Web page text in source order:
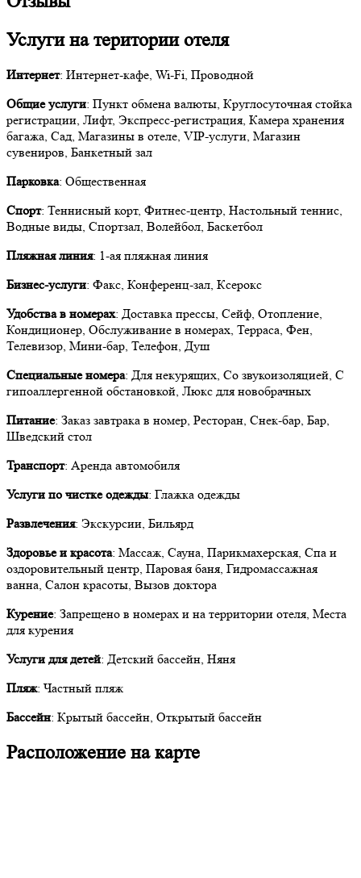
Услуги на територии отеля
Интернет: Интернет-кафе, Wi-Fi, Проводной
Общие услуги: Пункт обмена валюты, Круглосуточная стойка
регистрации, Лифт, Экспресс-регистрация, Камера хранения
багажа, Сад, Магазины в отеле, VIP-услуги, Магазин
сувениров, Банкетный зал
Парковка: Общественная
Спорт: Теннисный корт, Фитнес-центр, Настольный теннис,
Водные виды, Спортзал, Волейбол, Баскетбол
Пляжная линия: 1-ая пляжная линия
Бизнес-услуги: Факс, Конференц-зал, Ксерокс
Удобства в номерах: Доставка прессы, Сейф, Отопление,
Кондиционер, Обслуживание в номерах, Терраса, Фен,
Телевизор, Мини-бар, Телефон, Душ
Специальные номера: Для некурящих, Со звукоизоляцией, C
гипоаллергенной обстановкой, Люкс для новобрачных
Питание: Заказ завтрака в номер, Ресторан, Снек-бар, Бар,
Шведский стол
Транспорт: Аренда автомобиля
Услуги по чистке одежды: Глажка одежды
Развлечения: Экскурсии, Бильярд
Здоровье и красота: Массаж, Сауна, Парикмахерская, Спа и
оздоровительный центр, Паровая баня, Гидромассажная
ванна, Салон красоты, Вызов доктора
Курение: Запрещено в номерах и на территории отеля, Места
для курения
Услуги для детей: Детский бассейн, Няня
Пляж: Частный пляж
Бассейн: Крытый бассейн, Открытый бассейн
Расположение на карте